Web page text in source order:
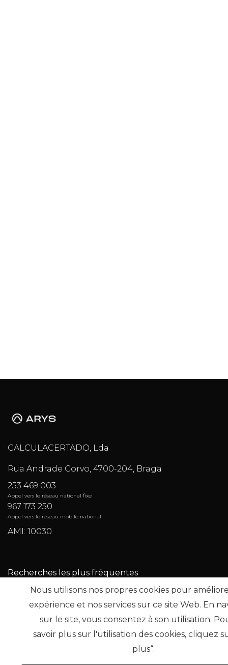
CALCULACERTADO, Lda
Rua Andrade Corvo, 4700-204, Braga
253 469 003
Appel vers le réseau national fixe
967 173 250
Appel vers le réseau mobile national
AMI: 10030
Recherches les plus fréquentes
Nous utilisons nos propres cookies pour
expérience et nos services sur ce site Web. En
sur le site, vous consentez à son utilisation.
savoir plus sur l'utilisation des cookies, cliquez
plus“.